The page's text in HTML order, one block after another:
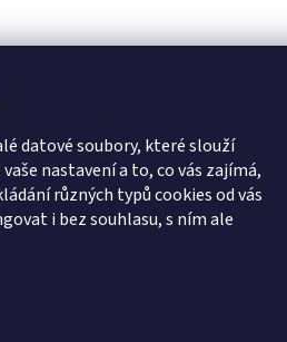
datové soubory, které slouží
nastavení a to, co vás zajímá,
různých typů cookies od vás
i bez souhlasu, s ním ale